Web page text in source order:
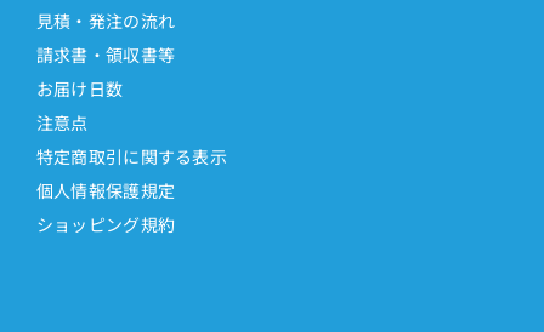
見積・発注の流れ
請求書・領収書等
お届け日数
注意点
特定商取引に関する表示
個人情報保護規定
ショッピング規約